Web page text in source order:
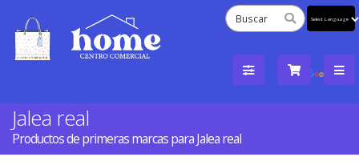
by
Jalea real
Productos de primeras marcas para Jalea real